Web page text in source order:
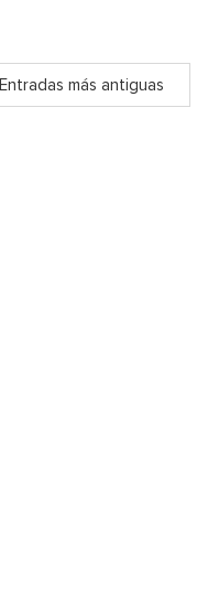
Entradas más antiguas